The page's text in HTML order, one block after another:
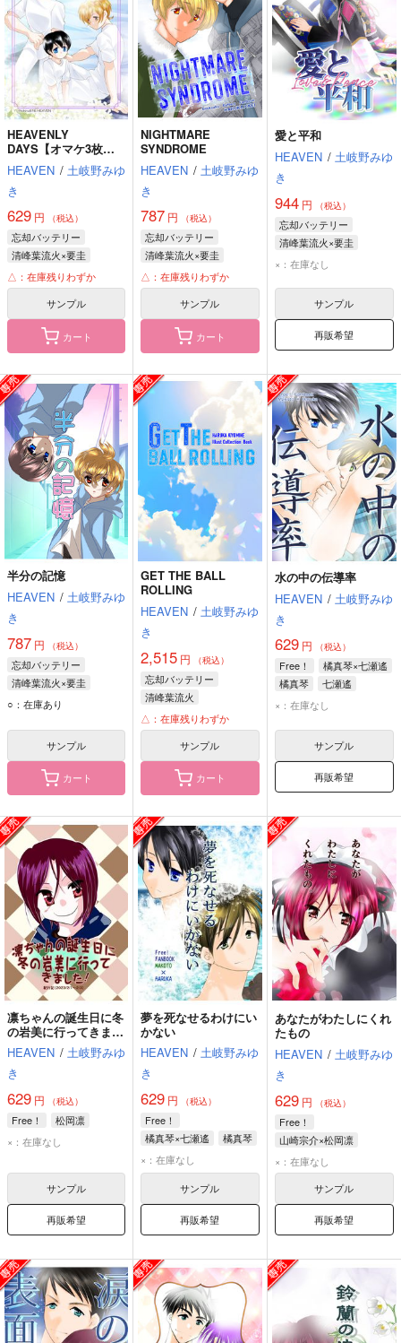
HEAVENLY
DAYS【オマケ3枚
付】
HEAVEN / 土岐野みゆ
き
629 円 （税込）
忘却バッテリー
清峰葉流火×要圭
清峰葉流火
要圭
△：在庫残りわずか
サンプル
カート
NIGHTMARE
SYNDROME
HEAVEN / 土岐野みゆ
き
787 円 （税込）
忘却バッテリー
清峰葉流火×要圭
清峰葉流火
要圭
△：在庫残りわずか
サンプル
カート
愛と平和
HEAVEN / 土岐野みゆ
き
944円 （税込）
忘却バッテリー
清峰葉流火×要圭
清峰葉流火
×：在庫なし
サンプル
再販希望
半分の記憶
HEAVEN / 土岐野みゆ
き
787 円 （税込）
忘却バッテリー
清峰葉流火×要圭
清峰葉流火
○：在庫あり
サンプル
カート
GET THE BALL
ROLLING
HEAVEN / 土岐野みゆ
き
2,515 円 （税込）
忘却バッテリー
清峰葉流火
△：在庫残りわずか
サンプル
カート
水の中の伝導率
HEAVEN / 土岐野みゆ
き
629円 （税込）
Free！
橘真琴×七瀬遙
橘真琴
七瀬遙
×：在庫なし
サンプル
再販希望
凛ちゃんの誕生日に冬
の岩美に行ってきまし
た！
HEAVEN / 土岐野みゆ
き
629 円 （税込）
Free！
松岡凛
×：在庫なし
サンプル
再販希望
夢を死なせるわけにい
かない
HEAVEN / 土岐野みゆ
き
629 円 （税込）
Free！
橘真琴×七瀬遙
橘真琴
七瀬遙
×：在庫なし
サンプル
再販希望
あなたがわたしにくれ
たもの
HEAVEN / 土岐野みゆ
き
629円 （税込）
Free！
山崎宗介×松岡凛
山崎宗介
×：在庫なし
サンプル
再販希望